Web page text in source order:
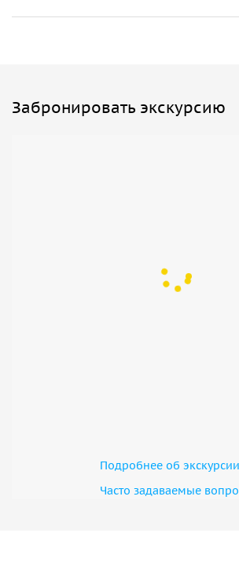
Забронировать экскурсию
Подробнее об экскурсии
Часто задаваемые